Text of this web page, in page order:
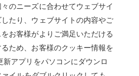
のニーズに合わせてウェブサイ
たり、ウェブサイトの内容やご
お客様がよりご満足いただける
ため、お客様のクッキー情報を
新アプリをパソコンにダウンロ